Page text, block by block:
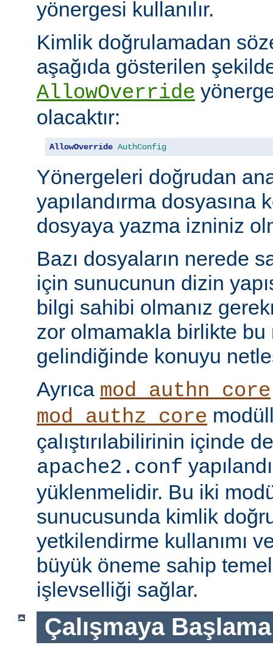
yönergesi kullanılır.
Kimlik doğrulamadan
aşağıda gösterilen
AllowOverride
olacaktır:
AllowOverride AuthConfig
Yönergeleri doğrudan
yapılandırma dosyasına
dosyaya yazma izniniz
Bazı dosyaların nerede
için sunucunun dizin
bilgi sahibi olmanız
zor olmamakla birlikte bu
gelindiğinde konuyu
Ayrıca mod_authn_core
mod_authz_core
çalıştırılabilirinin içinde
apache2.conf
yüklenmelidir. Bu iki
sunucusunda kimlik
yetkilendirme kullanımı
büyük öneme sahip
işlevselliği sağlar.
Çalışmaya Başlama